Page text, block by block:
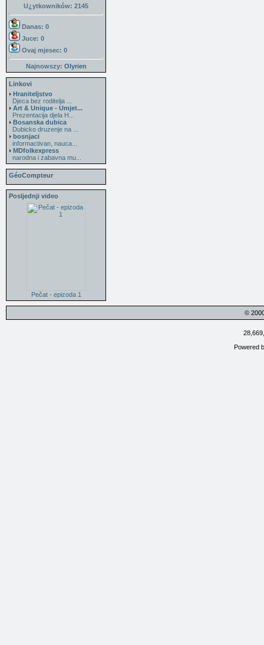
U¿ytkowników: 2145
Danas: 0
Juce: 0
Ovaj mjesec: 0
Najnowszy: Olyrien
Linkovi
Hraniteljstvo
Djeca bez roditelja ...
Art & Unique - Umjet...
Prezentacija djela H...
Bosanska dubica
Dubicko druzenje na ...
bosnjaci
informactivan, nauca...
MDfolkexpress
narodna i zabavna mu...
GéoCompteur
Posljednji video
Pečat - epizoda 1
©
Powered